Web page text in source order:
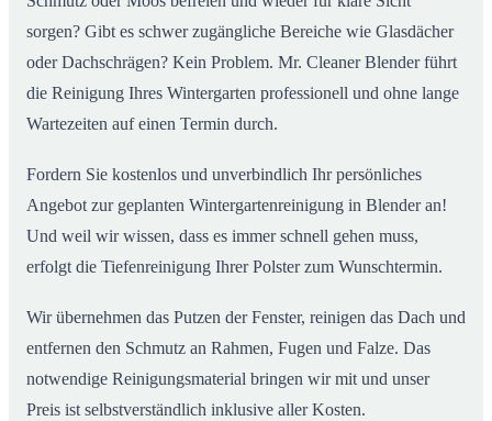
sorgen? Gibt es schwer zugängliche Bereiche wie Glasdächer
oder Dachschrägen? Kein Problem. Mr. Cleaner Blender führt
die Reinigung Ihres Wintergarten professionell und ohne lange
Wartezeiten auf einen Termin durch.
Fordern Sie kostenlos und unverbindlich Ihr persönliches
Angebot zur geplanten Wintergartenreinigung in Blender an!
Und weil wir wissen, dass es immer schnell gehen muss,
erfolgt die Tiefenreinigung Ihrer Polster zum Wunschtermin.
Wir übernehmen das Putzen der Fenster, reinigen das Dach und
entfernen den Schmutz an Rahmen, Fugen und Falze. Das
notwendige Reinigungsmaterial bringen wir mit und unser
Preis ist selbstverständlich inklusive aller Kosten.